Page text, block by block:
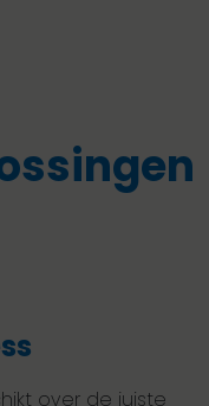
over de juiste